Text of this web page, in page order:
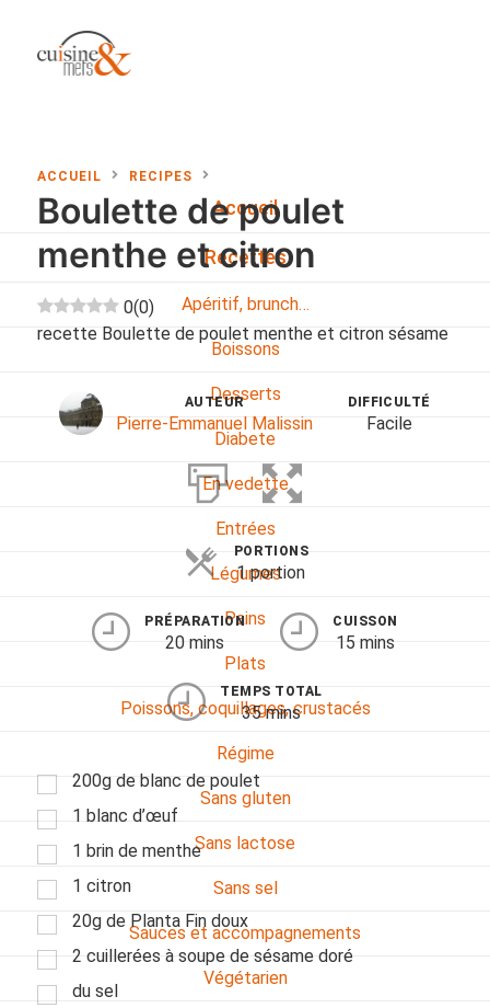
Accueil
Recettes
Apéritif, brunch…
Boissons
Desserts
Diabete
En vedette
Entrées
Légumes
Pains
Plats
Poissons, coquillages, crustacés
Régime
Sans gluten
Sans lactose
Sans sel
Sauces et accompagnements
Végétarien
ACCUEIL RECIPES
Boulette de poulet
menthe et citron
0(0)
recette Boulette de poulet menthe et citron sésame
AUTEUR
Pierre-Emmanuel Malissin
DIFFICULTÉ
Facile
PORTIONS
1 portion
PRÉPARATION
20 mins
CUISSON
15 mins
TEMPS TOTAL
35 mins
200g de blanc de poulet
1 blanc d’œuf
1 brin de menthe
1 citron
20g de Planta Fin doux
2 cuillerées à soupe de sésame doré
du sel